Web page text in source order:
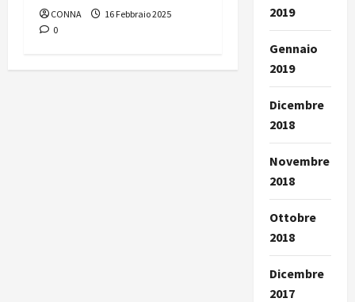
CONNA
16 Febbraio 2025
0
2019
Gennaio
2019
Dicembre
2018
Novembre
2018
Ottobre
2018
Dicembre
2017